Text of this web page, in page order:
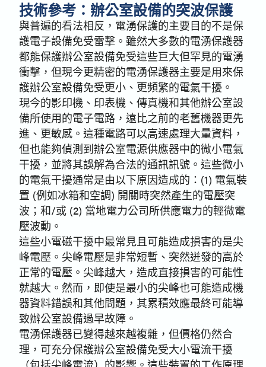
技術參考：辦公室設備的突波保護
與普遍的看法相反，電湧保護的主要目的不是保
護電子設備免受雷擊。雖然大多數的電湧保護器
都能保護辦公室設備免受這些巨大但罕見的電湧
衝擊，但現今更精密的電湧保護器主要是用來保
護辦公室設備免受更小、更頻繁的電氣干擾。
現今的影印機、印表機、傳真機和其他辦公室設
備所使用的電子電路，遠比之前的老舊機器更先
進、更敏感。這種電路可以高速處理大量資料，
但也能夠偵測到辦公室電源供應器中的微小電氣
干擾，並將其誤解為合法的通訊訊號。這些微小
的電氣干擾通常是由以下原因造成的：(1) 電氣裝
置 (例如冰箱和空調) 開關時突然產生的電壓突
波；和/或 (2) 當地電力公司所供應電力的輕微電
壓波動。
這些小電磁干擾中最常見且可能造成損害的是尖
峰電壓。尖峰電壓是非常短暫、突然迸發的高於
正常的電壓。尖峰越大，造成直接損害的可能性
就越大。然而，即使是最小的尖峰也可能造成機
器資料錯誤和其他問題，其累積效應最終可能導
致辦公室設備過早故障。
電湧保護器已變得越來越複雜，但價格仍然合
理，可充分保護辦公室設備免受大小電流干擾